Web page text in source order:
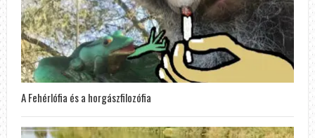
A Fehérlófia és a horgászfilozófia